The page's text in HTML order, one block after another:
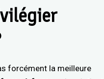
forcément la meilleure